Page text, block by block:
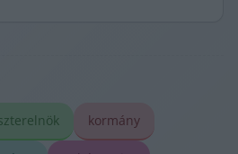
kormány